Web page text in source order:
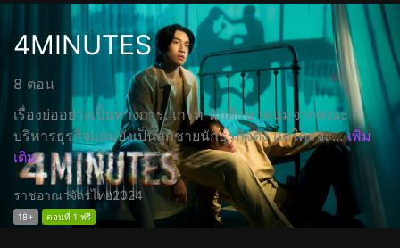
4MINUTES
8 ตอน
เรื่องย่ออย่างเป็นทางการ: เกรท นักศึกษาหนุ่มจากคณะ
บริหารธุรกิจแถมยังเป็นลูกชายนักธุรกิจดัง แต่ใครจะ... เพิ่ม
เติม
ราชอาณาจักรไทย2024
18+ ตอนที่ 1 ฟรี